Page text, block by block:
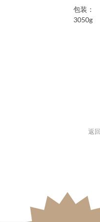
包装：
3050g
返